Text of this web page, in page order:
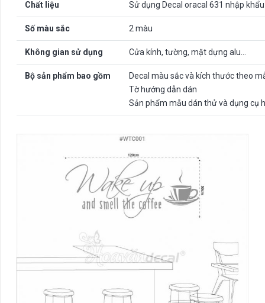
Chất liệu Sử dụng Decal oracal 631 nhập
Số màu sắc 2 màu
Không gian sử dụng Cửa kính, tường, mặt dựng alu…
Bộ sản phẩm bao gồm
Decal màu sắc và kích thước theo
Tờ hướng dẫn dán
Sản phẩm mẫu dán thử và dụng cụ